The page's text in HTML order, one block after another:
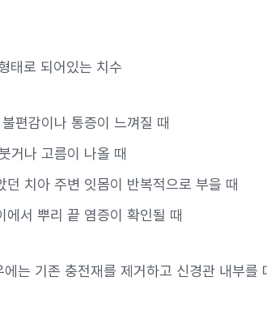
태로 되어있는 치수
편감이나 통증이 느껴질 때
거나 고름이 나올 때
던 치아 주변 잇몸이 반복적으로 부을 때
에서 뿌리 끝 염증이 확인될 때
에는 기존 충전재를 제거하고 신경관 내부를